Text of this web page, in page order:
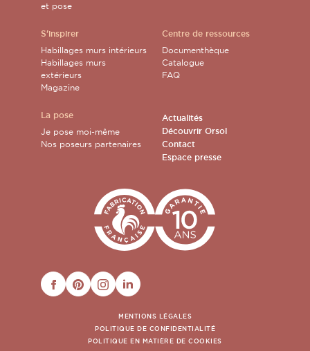
et pose
S'inspirer
Habillages murs intérieurs
Habillages murs
extérieurs
Magazine
La pose
Je pose moi-même
Nos poseurs partenaires
Centre de ressources
Documenthèque
Catalogue
FAQ
Actualités
Découvrir Orsol
Contact
Espace presse
FACEBOOKPINTERESTINSTAGRAM
LINKEDIN
MENTIONS LÉGALES
POLITIQUE DE CONFIDENTIALITÉ
POLITIQUE EN MATIÈRE DE COOKIES